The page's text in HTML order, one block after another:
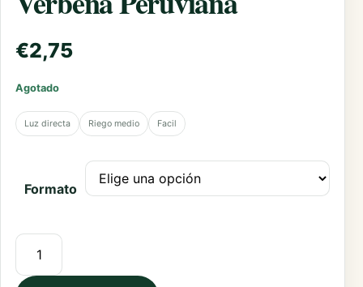
€2,75
Agotado
Luz directa Riego medio Facil
Formato
Comprar Plantas de Verbena Peruviana cantidad